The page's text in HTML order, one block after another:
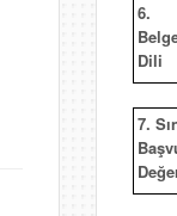
6.
Dili
7.